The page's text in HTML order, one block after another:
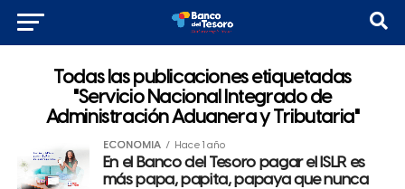
Todas las publicaciones etiquetadas
"Servicio Nacional Integrado de
Administración Aduanera y Tributaria"
ECONOMÍA Hace 1 año
En el Banco del Tesoro pagar el ISLR es
más papa, papita, papaya que nunca